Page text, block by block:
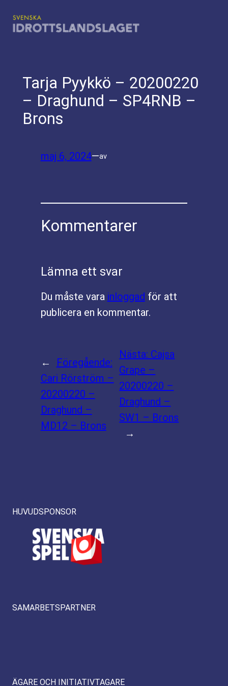
till
Tarja Pyykkö – 20200220
– Draghund – SP4RNB –
Brons
maj 6, 2024—av
Kommentarer
Lämna ett svar
Du måste vara inloggad för att
publicera en kommentar.
←
Föregående:
Cari Rörström –
20200220 –
Draghund –
MD12 – Brons
Nästa: Cajsa
Grape –
20200220 –
Draghund –
SW1 – Brons
→
HUVUDSPONSOR
SAMARBETSPARTNER
ÄGARE OCH INITIATIVTAGARE